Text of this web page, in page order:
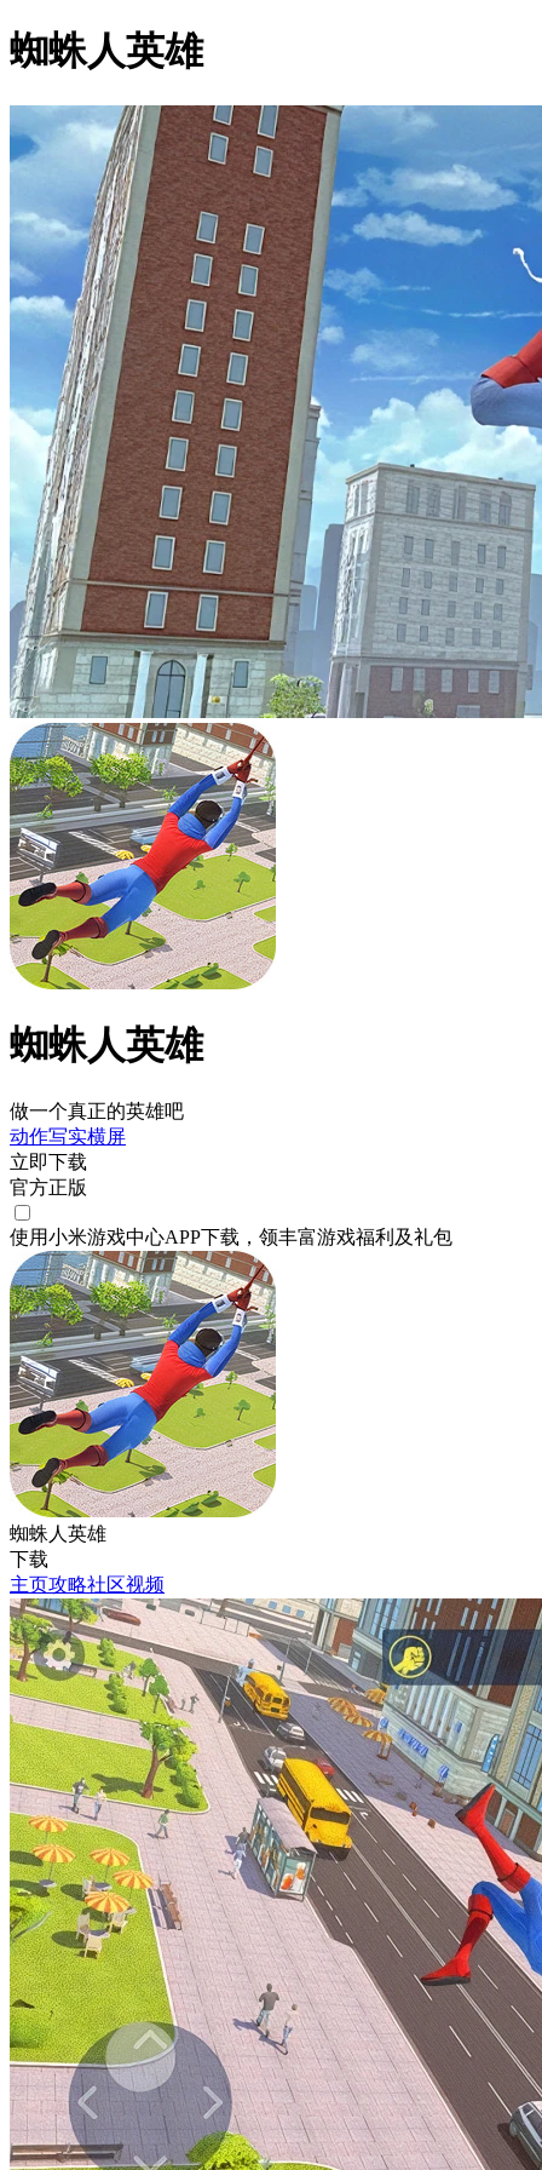
蜘蛛人英雄
蜘蛛人英雄
做一个真正的英雄吧
动作写实横屏
立即下载
官方正版
使用小米游戏中心APP下载 ，领丰富游戏福利 及礼包
蜘蛛人英雄
下载
主页攻略社区视频